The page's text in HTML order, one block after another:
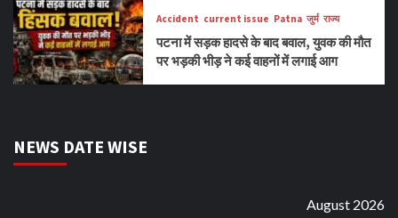
Accident current issue Patna जुर्म राज्य
पटना में सड़क हादसे के बाद बवाल, युवक की मौत
पर भड़की भीड़ ने कई वाहनों में लगाई आग
NEWS DATE WISE
August 2026